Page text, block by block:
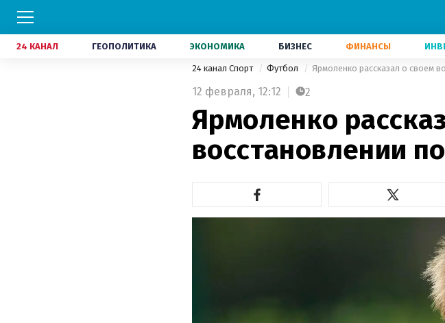
24 КАНАЛ ГЕОПОЛИТИКА ЭКОНОМИКА БИЗНЕС ФИНАНСЫ
24 канал Спорт Футбол Ярмоленко рассказал о своем
12 февраля, 12:12 2
Ярмоленко
восстановлении